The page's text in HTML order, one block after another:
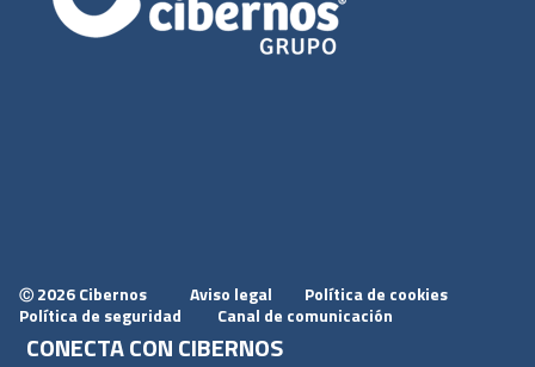
Ⓒ 2026 Cibernos Aviso legal
Política de cookies
Política de seguridad
Canal de comunicación
CONECTA CON CIBERNOS